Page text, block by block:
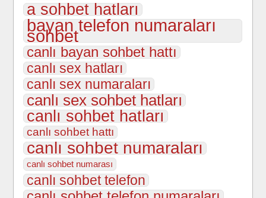
a sohbet hatları
bayan telefon numaraları
sohbet
canlı bayan sohbet hattı
canlı sex hatları
canlı sex numaraları
canlı sex sohbet hatları
canlı sohbet hatları
canlı sohbet hattı
canlı sohbet numaraları
canlı sohbet numarası
canlı sohbet telefon